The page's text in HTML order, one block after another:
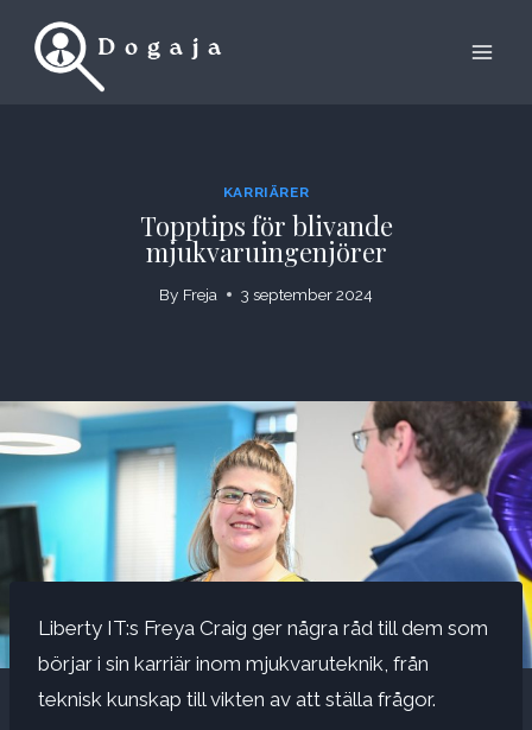
KARRIÄRER
Topptips för blivande
mjukvaruingenjörer
By Freja 3 september 2024
Liberty IT:s Freya Craig ger några råd till dem som
börjar i sin karriär inom mjukvaruteknik, från
teknisk kunskap till vikten av att ställa frågor.